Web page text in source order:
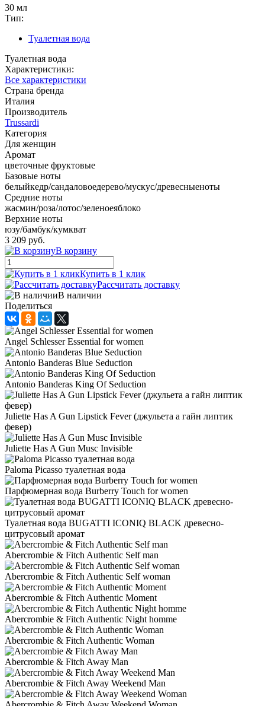
30 мл
Тип:
Туалетная вода
Туалетная вода
Характеристики:
Все характеристики
Страна бренда
Италия
Производитель
Trussardi
Категория
Для женщин
Аромат
цветочные фруктовые
Базовые ноты
белыйкедр/сандаловоедерево/мускус/древесныеноты
Средние ноты
жасмин/роза/лотос/зеленоеяблоко
Верхние ноты
юзу/бамбук/кумкват
3 209 руб.
В корзину
Купить в 1 клик
Рассчитать доставку
В наличии
Поделиться
Angel Schlesser Essential for women
Antonio Banderas Blue Seduction
Antonio Banderas King Of Seduction
Juliette Has A Gun Lipstick Fever (джульета а гайн липтик
февер)
Juliette Has A Gun Musc Invisible
Paloma Picasso туалетная вода
Парфюмерная вода Burberry Touch for women
Туалетная вода BUGATTI ICONIQ BLACK древесно-
цитрусовый аромат
Abercrombie & Fitch Authentic Self man
Abercrombie & Fitch Authentic Self woman
Abercrombie & Fitch Authentic Moment
Abercrombie & Fitch Authentic Night homme
Abercrombie & Fitch Authentic Woman
Abercrombie & Fitch Away Man
Abercrombie & Fitch Away Weekend Man